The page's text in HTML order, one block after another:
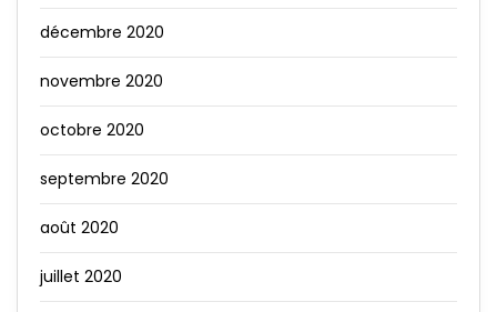
décembre 2020
novembre 2020
octobre 2020
septembre 2020
août 2020
juillet 2020